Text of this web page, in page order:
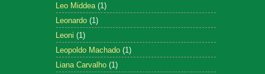
Leo Middea (1)
Leonardo (1)
Leoni (1)
Leopoldo Machado (1)
Liana Carvalho (1)